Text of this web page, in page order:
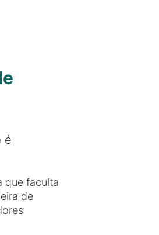
é
que faculta
de